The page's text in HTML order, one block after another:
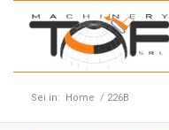
Sei in: Home / 226B